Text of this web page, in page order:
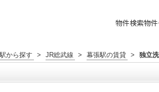
物件検索物
から探す > JR総武線 > 幕張駅の賃貸 > 独立